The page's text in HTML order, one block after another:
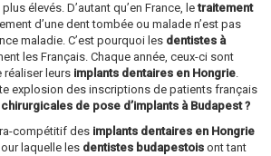
élevés. D’autant qu’en France, letraitement
d’une dent tombée ou malade n’est pas
maladie. C’est pourquoi les dentistes à
les Français. Chaque année, ceux-ci sont
réaliser leurs implants dentaires en Hongrie.
explosion des inscriptions de patients français
de pose d’implants à Budapest ?
compétitif des implants dentaires en Hongrie
laquelle les dentistes budapestois ont tant